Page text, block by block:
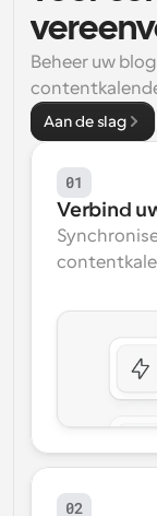
Workflow
Blog
Blijf op de
Instant
Ontmoet
Webhooks
Ontvang
Beheer uw
Aan de slag
01
Verbind
02